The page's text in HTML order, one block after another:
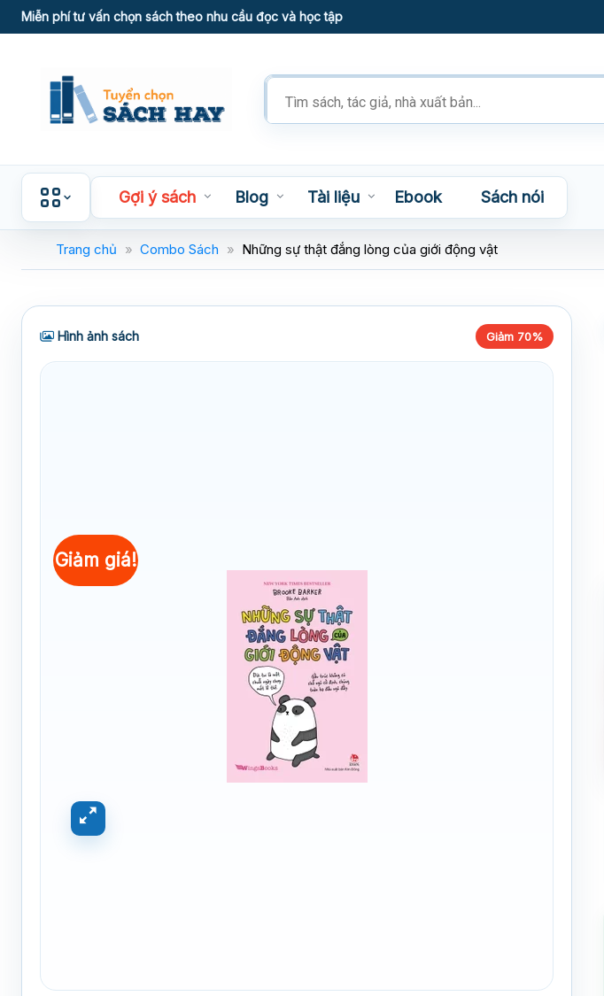
Skip
to
Miễn phí tư vấn chọn sách theo nhu cầu đọc và học tập
Tìm
kiếm
phẩm
Gợi ý sách Blog Tài liệu Ebook Sách nói
Trang chủ » Combo Sách » Những sự thật đắng lòng của giới động vật
Hình ảnh sách Giảm 70%
Giảm giá!